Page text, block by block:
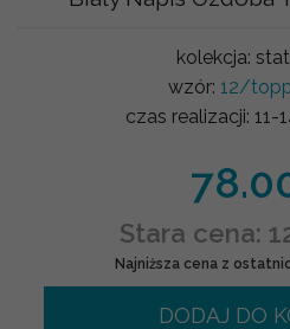
kolekcja:
wzór: 12/
czas realizacji: 11-
Stara cena:
Najniższa cena z
DODAJ DO